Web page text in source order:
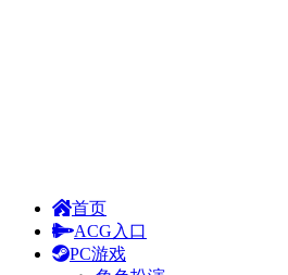
首页
ACG入口
PC游戏